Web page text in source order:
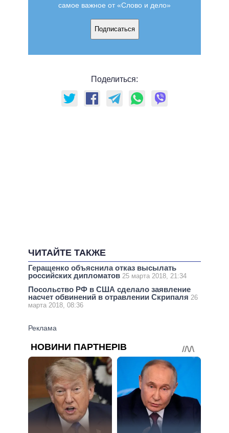
самое важное от «Слово и дело»
Подписаться
Поделиться:
ЧИТАЙТЕ ТАКЖЕ
Геращенко объяснила отказ высылать
российских дипломатов 25 марта 2018, 21:34
Посольство РФ в США сделало заявление
насчет обвинений в отравлении Скрипаля 26
марта 2018, 08:36